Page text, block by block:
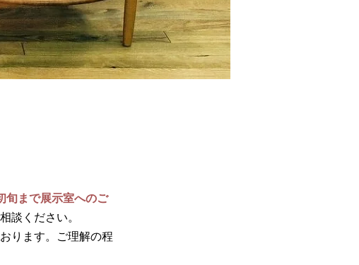
旬まで展示室へのご
談ください。
ります。ご理解の程